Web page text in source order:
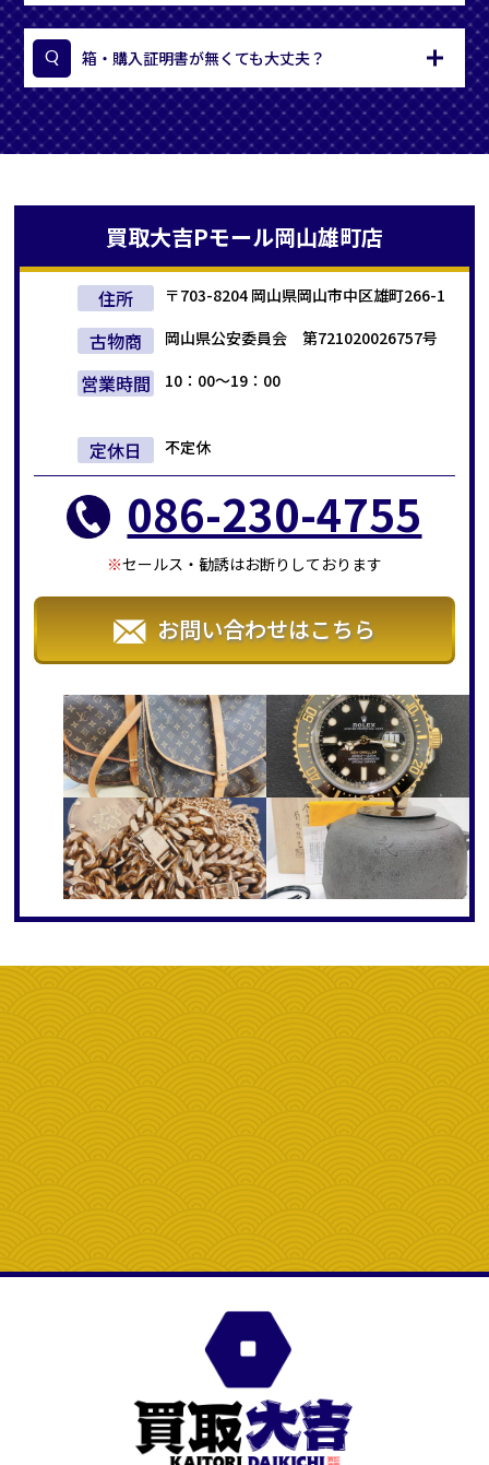
箱・購入証明書が無くても大丈夫？
買取大吉Pモール岡山雄町店
住所 〒703-8204 岡山県岡山市中区雄町266-1
古物商 岡山県公安委員会 第721020026757号
営業時間 10：00～19：00
定休日 不定休
086-230-4755
セールス・勧誘はお断りしております
お問い合わせはこちら